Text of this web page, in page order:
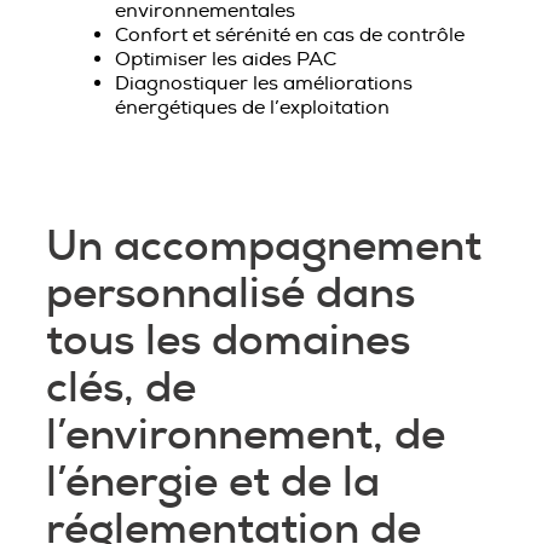
environnementales
Confort et sérénité en cas de contrôle
Optimiser les aides PAC
Diagnostiquer les améliorations
énergétiques de l’exploitation
Un accompagnement
personnalisé dans
tous les domaines
clés, de
l’environnement, de
l’énergie et de la
réglementation de